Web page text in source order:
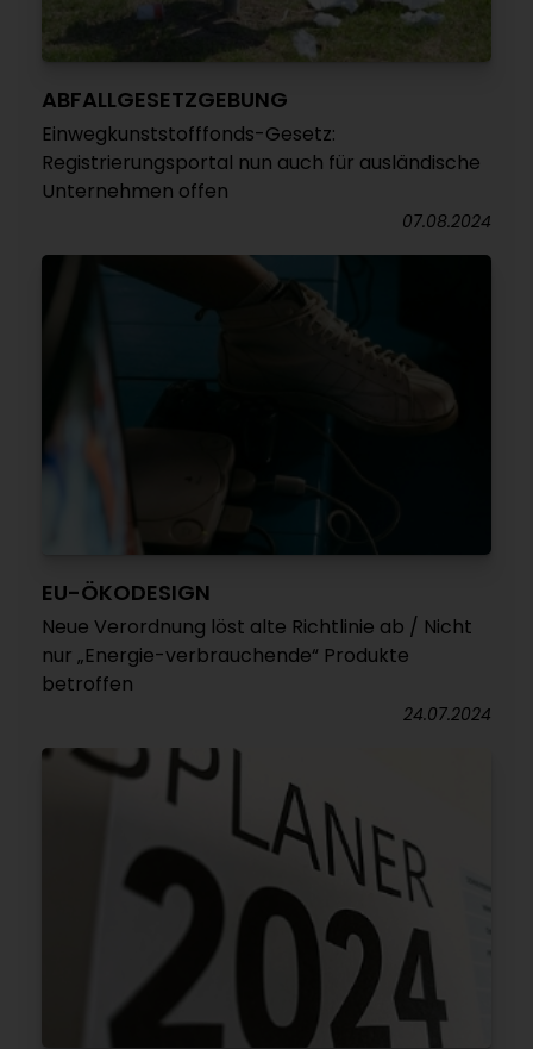
ABFALLGESETZGEBUNG
Einwegkunststofffonds-Gesetz:
Registrierungsportal nun auch für ausländische
Unternehmen offen
07.08.2024
EU-ÖKODESIGN
Neue Verordnung löst alte Richtlinie ab / Nicht
nur „Energie-verbrauchende“ Produkte
betroffen
24.07.2024